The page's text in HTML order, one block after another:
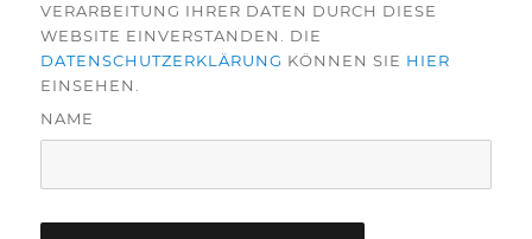
VERARBEITUNG IHRER DATEN DURCH DIESE
WEBSITE EINVERSTANDEN. DIE
DATENSCHUTZERKLÄRUNG KÖNNEN SIE HIER
EINSEHEN.
NAME